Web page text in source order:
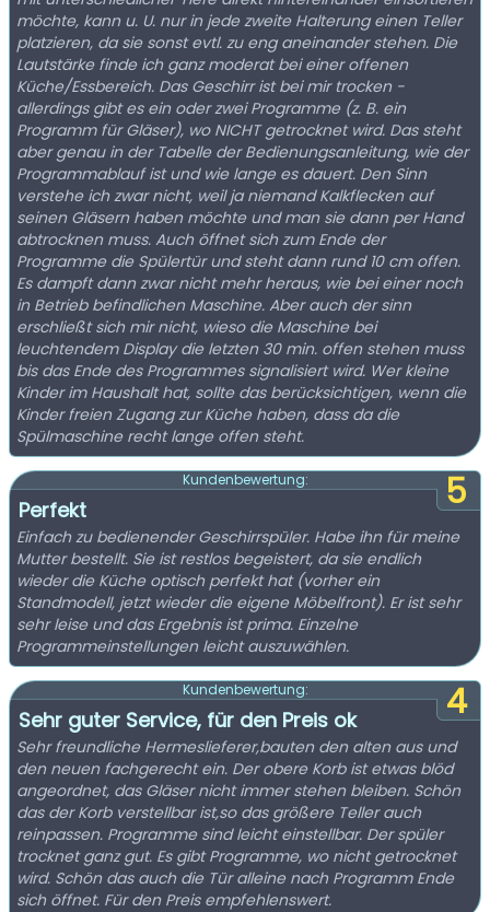
möchte, kann u. U. nur in jede zweite Halterung einen Teller
platzieren, da sie sonst evtl. zu eng aneinander stehen. Die
Lautstärke finde ich ganz moderat bei einer offenen
Küche/Essbereich. Das Geschirr ist bei mir trocken -
allerdings gibt es ein oder zwei Programme (z. B. ein
Programm für Gläser), wo NICHT getrocknet wird. Das steht
aber genau in der Tabelle der Bedienungsanleitung, wie der
Programmablauf ist und wie lange es dauert. Den Sinn
verstehe ich zwar nicht, weil ja niemand Kalkflecken auf
seinen Gläsern haben möchte und man sie dann per Hand
abtrocknen muss. Auch öffnet sich zum Ende der
Programme die Spülertür und steht dann rund 10 cm offen.
Es dampft dann zwar nicht mehr heraus, wie bei einer noch
in Betrieb befindlichen Maschine. Aber auch der sinn
erschließt sich mir nicht, wieso die Maschine bei
leuchtendem Display die letzten 30 min. offen stehen muss
bis das Ende des Programmes signalisiert wird. Wer kleine
Kinder im Haushalt hat, sollte das berücksichtigen, wenn die
Kinder freien Zugang zur Küche haben, dass da die
Spülmaschine recht lange offen steht.
5
Kundenbewertung:
Perfekt
Einfach zu bedienender Geschirrspüler. Habe ihn für meine
Mutter bestellt. Sie ist restlos begeistert, da sie endlich
wieder die Küche optisch perfekt hat (vorher ein
Standmodell, jetzt wieder die eigene Möbelfront). Er ist sehr
sehr leise und das Ergebnis ist prima. Einzelne
Programmeinstellungen leicht auszuwählen.
4
Kundenbewertung:
Sehr guter Service, für den Preis ok
Sehr freundliche Hermeslieferer,bauten den alten aus und
den neuen fachgerecht ein. Der obere Korb ist etwas blöd
angeordnet, das Gläser nicht immer stehen bleiben. Schön
das der Korb verstellbar ist,so das größere Teller auch
reinpassen. Programme sind leicht einstellbar. Der spüler
trocknet ganz gut. Es gibt Programme, wo nicht getrocknet
wird. Schön das auch die Tür alleine nach Programm Ende
sich öffnet. Für den Preis empfehlenswert.